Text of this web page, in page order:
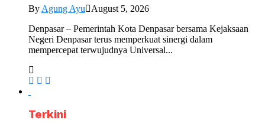
By Agung Ayu
August 5, 2026
Denpasar – Pemerintah Kota Denpasar bersama Kejaksaan
Negeri Denpasar terus memperkuat sinergi dalam
mempercepat terwujudnya Universal...
Terkini